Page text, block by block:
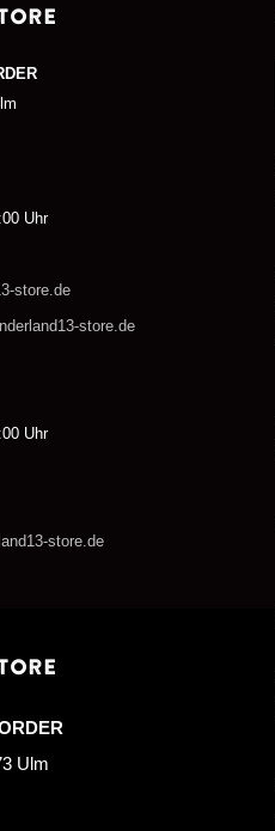
Uhr
store.de
store.de
Uhr
store.de
Ulm